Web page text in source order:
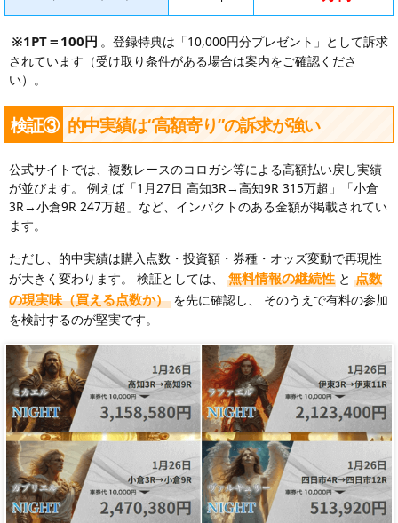
※1PT＝100円 。登録特典は「10,000円分プレゼント」として訴求
されています（受け取り条件がある場合は案内をご確認くださ
い）。
検証③ 的中実績は“高額寄り”の訴求が強い
公式サイトでは、複数レースのコロガシ等による高額払い戻し実績
が並びます。 例えば「1月27日 高知3R→高知9R 315万超」「小倉
3R→小倉9R 247万超」など、インパクトのある金額が掲載されてい
ます。
ただし、的中実績は購入点数・投資額・券種・オッズ変動で再現性
が大きく変わります。 検証としては、
無料情報の継続性 と 点数
の現実味（買える点数か） を先に確認し、 そのうえで有料の参加
を検討するのが堅実です。